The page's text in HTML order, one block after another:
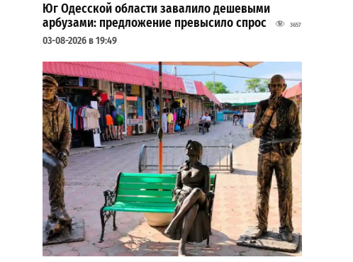
Юг Одесской области завалило дешевыми
арбузами: предложение превысило спрос
3657
03-08-2026 в 19:49